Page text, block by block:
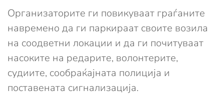
Организаторите ги повикуваат граѓаните
навремено да ги паркираат своите возила
на соодветни локации и да ги почитуваат
насоките на редарите, волонтерите,
судиите, сообраќајната полиција и
поставената сигнализација.